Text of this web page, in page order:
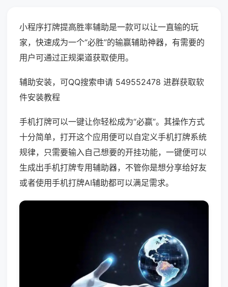
小程序打牌提高胜率辅助是一款可以让一直输的玩
家，快速成为一个“必胜”的输赢辅助神器，有需要的
用户可通过正规渠道获取使用。
辅助安装，可QQ搜索申请 549552478 进群获取软
件安装教程
手机打牌可以一键让你轻松成为“必赢”。其操作方式
十分简单，打开这个应用便可以自定义手机打牌系统
规律，只需要输入自己想要的开挂功能，一键便可以
生成出手机打牌专用辅助器，不管你是想分享给好友
或者使用手机打牌AI辅助都可以满足需求。